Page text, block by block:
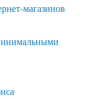
магазинов